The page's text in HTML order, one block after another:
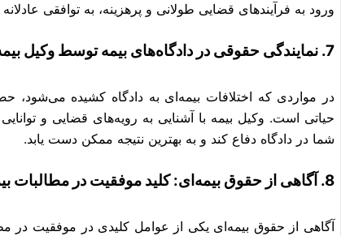
ورود به فرآیندهای قضایی طولانی و پرهزینه، به توافقی
7. نمایندگی حقوقی در دادگاه‌های بیمه توسط وکیل بیمه اردبیل
در مواردی که اختلافات بیمه‌ای به دادگاه کشیده می‌شود،
حیاتی است. وکیل بیمه با آشنایی به رویه‌های قضایی و
شما در دادگاه دفاع کند و به بهترین نتیجه ممکن دست یابد.
8. آگاهی از حقوق بیمه‌ای: کلید موفقیت در مطالبات بیمه‌ای
آگاهی از حقوق بیمه‌ای یکی از عوامل کلیدی در موفقیت در